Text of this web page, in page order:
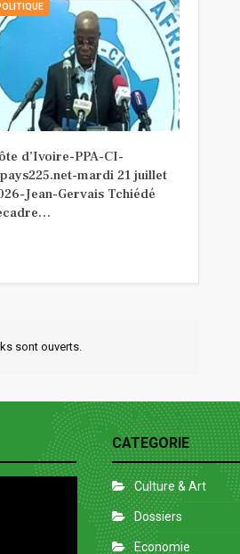
d’Ivoire-PPA-CI-
mardi 21 juillet
Jean-Gervais Tchiédé
sont ouverts.
CATEGORIE
Culture & Art
Dossiers
Economie